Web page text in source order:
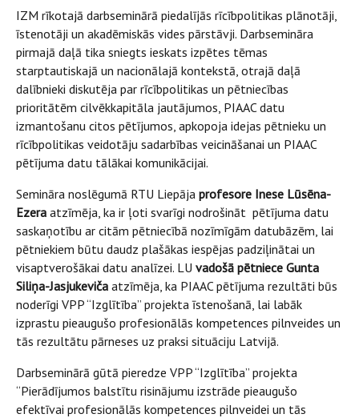
IZM rīkotajā darbseminārā piedalījās rīcībpolitikas plānotāji,
īstenotāji un akadēmiskās vides pārstāvji. Darbsemināra
pirmajā daļā tika sniegts ieskats izpētes tēmas
starptautiskajā un nacionālajā kontekstā, otrajā daļā
dalībnieki diskutēja par rīcībpolitikas un pētniecības
prioritātēm cilvēkkapitāla jautājumos, PIAAC datu
izmantošanu citos pētījumos, apkopoja idejas pētnieku un
rīcībpolitikas veidotāju sadarbības veicināšanai un PIAAC
pētījuma datu tālākai komunikācijai.
Semināra noslēgumā RTU Liepāja profesore Inese Lūsēna-
Ezera atzīmēja, ka ir ļoti svarīgi nodrošināt pētījuma datu
saskaņotību ar citām pētniecībā nozīmīgām datubāzēm, lai
pētniekiem būtu daudz plašākas iespējas padziļinātai un
visaptverošākai datu analīzei. LU vadošā pētniece Gunta
Siliņa-Jasjukeviča atzīmēja, ka PIAAC pētījuma rezultāti būs
noderīgi VPP “Izglītība” projekta īstenošanā, lai labāk
izprastu pieaugušo profesionālās kompetences pilnveides un
tās rezultātu pārneses uz praksi situāciju Latvijā.
Darbseminārā gūtā pieredze VPP “Izglītība” projekta
“Pierādījumos balstītu risinājumu izstrāde pieaugušo
efektīvai profesionālās kompetences pilnveidei un tās